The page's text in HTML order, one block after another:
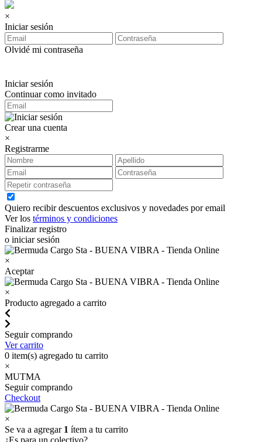
×
Iniciar sesión
Olvidé mi contraseña
Iniciar sesión
Continuar como invitado
Crear una cuenta
×
Registrarme
Quiero recibir descuentos exclusivos y novedades por email
Ver los términos y condiciones
Finalizar registro
o iniciar sesión
×
Aceptar
×
Producto agregado a carrito
Seguir comprando
Ver carrito
0 item(s) agregado tu carrito
×
MUTMA
Seguir comprando
Checkout
×
Se va a agregar 1 ítem a tu carrito